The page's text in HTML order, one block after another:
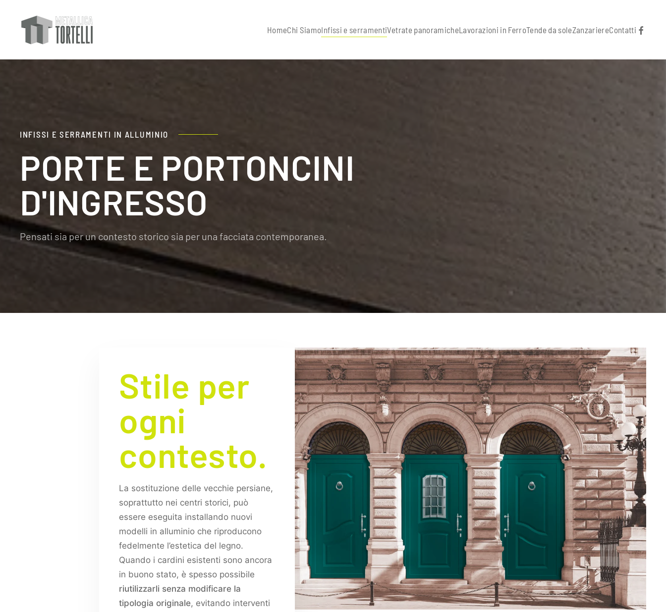
HomeChi SiamoInfissi e serramentiVetrate panoramicheLavorazioni in FerroTende da soleZanzariereContatti
INFISSI E SERRAMENTI IN ALLUMINIO
PORTE E PORTONCINI
D'INGRESSO
Pensati sia per un contesto storico sia per una facciata contemporanea.
Stile per
ogni
contesto.
La sostituzione delle vecchie persiane,
soprattutto nei centri storici, può
essere eseguita installando nuovi
modelli in alluminio che riproducono
fedelmente l’estetica del legno.
Quando i cardini esistenti sono ancora
in buono stato, è spesso possibile
riutilizzarli senza modificare la
tipologia originale, evitando interventi